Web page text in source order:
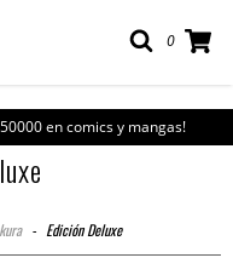
0
en comics y mangas!
- Edición Deluxe